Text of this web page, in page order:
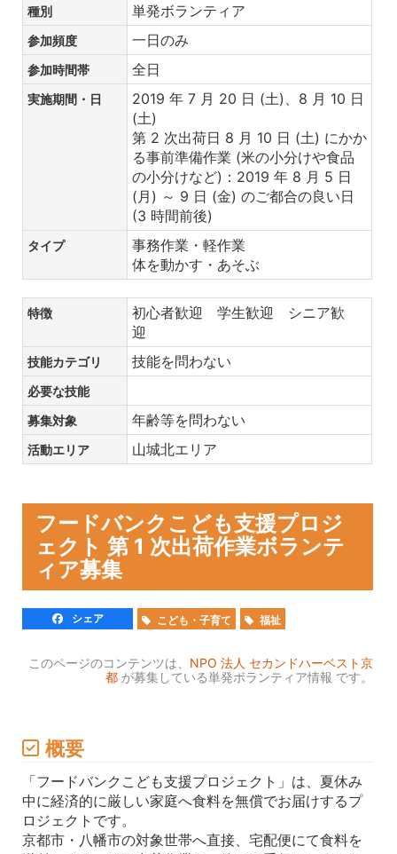
種別 単発ボランティア
参加頻度 一日のみ
参加時間帯 全日
実施期間・日
2019 年 7 月 20 日 (土)、8 月 10 日
(土)
第 2 次出荷日 8 月 10 日 (土) にかか
る事前準備作業 (米の小分けや食品
の小分けなど)：2019 年 8 月 5 日
(月) ～ 9 日 (金) のご都合の良い日
(3 時間前後)
タイプ
事務作業・軽作業
体を動かす・あそぶ
特徴
初心者歓迎 学生歓迎 シニア歓
迎
技能カテゴリ 技能を問わない
必要な技能
募集対象 年齢等を問わない
活動エリア 山城北エリア
フードバンクこども支援プロジ
ェクト 第 1 次出荷作業ボランテ
ィア募集
シェア こども・子育て 福祉
このページのコンテンツは、 NPO 法人 セカンドハーベスト京
都が募集している単発ボランティア情報 です。
概要
「フードバンクこども支援プロジェクト」は、夏休み
中に経済的に厳しい家庭へ食料を無償でお届けするプ
ロジェクトです。
京都市・八幡市の対象世帯へ直接、宅配便にて食料を